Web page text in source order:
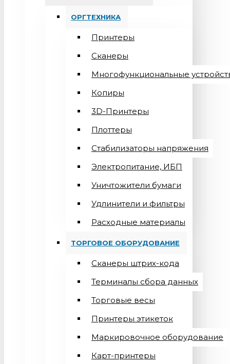
ОРГТЕХНИКА
Принтеры
Сканеры
Многофункциональные
Копиры
3D-Принтеры
Плоттеры
Стабилизаторы напряжения
Электропитание, ИБП
Уничтожители бумаги
Удлинители и фильтры
Расходные материалы
ТОРГОВОЕ ОБОРУДОВАНИЕ
Сканеры штрих-кода
Терминалы сбора данных
Торговые весы
Принтеры этикеток
Маркировочное оборудование
Карт-принтеры